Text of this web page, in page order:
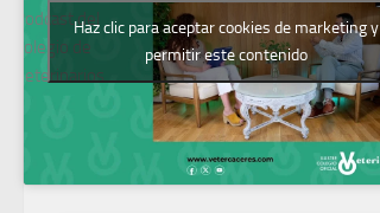
Podcast del
Colegio de
Veterinarios
Haz clic para aceptar cookies de marketing y
permitir este contenido